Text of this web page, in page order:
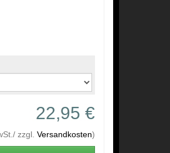
22,95 €
zzgl. Versandkosten)